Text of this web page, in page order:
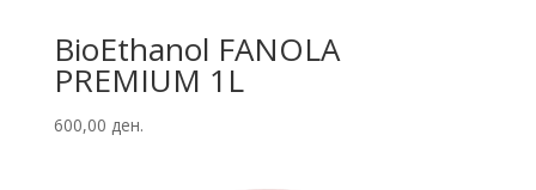
BioEthanol FANOLA
PREMIUM 1L
600,00 ден.